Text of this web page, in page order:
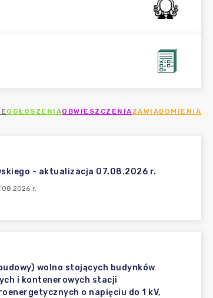
OGŁOSZENIAOBWIESZCZENIA ZAWIADOMIENIA
- aktualizacja 07.08.2026 r.
r.
wolno stojących budynków
i kontenerowych stacji
o napięciu do 1 kV,